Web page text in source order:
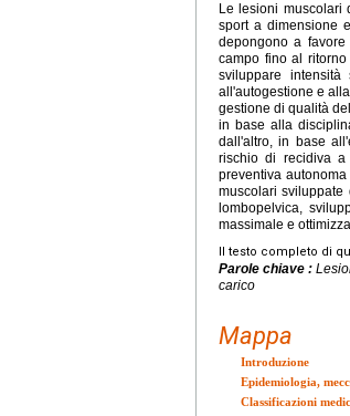
Le lesioni muscolari
sport a dimensione
depongono a
campo fino al
sviluppare
all'autogestione e
gestione di qualità
in base alla
dall'altro, in base
rischio di recidiva a
preventiva
muscolari sviluppate
lombopelvica,
massimale e
Il testo completo di
Parole chiave :
carico
Mappa
Introduzione
Epidemiologia,
Classificazioni